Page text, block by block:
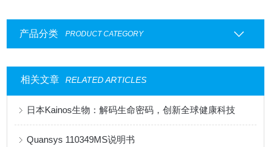
产品分类 PRODUCT CATEGORY
相关文章 RELATED ARTICLES
日本Kainos生物：解码生命密码，创新全球健康科技
Quansys 110349MS说明书